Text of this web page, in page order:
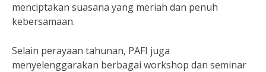
menciptakan suasana yang meriah dan penuh
kebersamaan.
Selain perayaan tahunan, PAFI juga
menyelenggarakan berbagai workshop dan seminar